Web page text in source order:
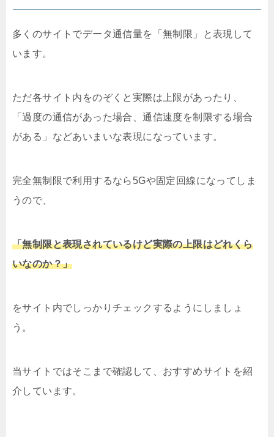
多くのサイトでデータ通信量を「無制限」と表現して
います。
ただ各サイト内をのぞくと実際は上限があったり、
「過度の通信があった場合、通信速度を制限する場合
がある」などあいまいな表現になっています。
完全無制限で利用するなら5Gや固定回線になってしま
うので、
「無制限と表現されているけど実際の上限はどれくら
いなのか？」
をサイト内でしっかりチェックするようにしましょ
う。
当サイトではそこまで確認して、おすすめサイトを紹
介しています。